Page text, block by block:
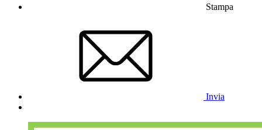
Stampa
Invia